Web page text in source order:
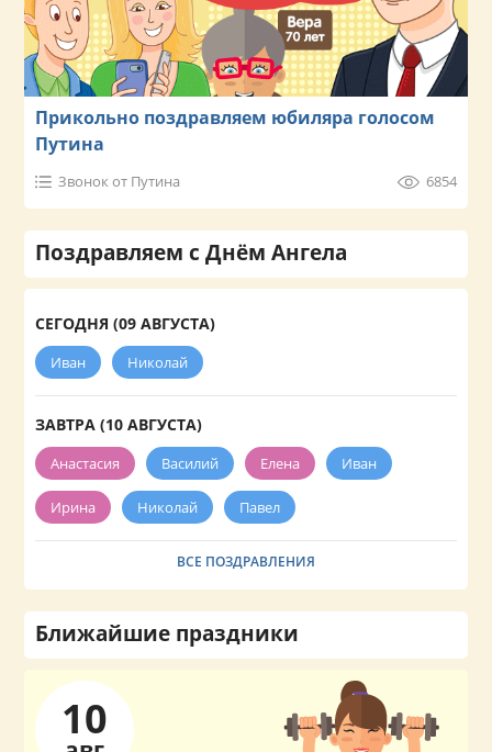
Прикольно поздравляем юбиляра голосом
Путина
Звонок от Путина 6854
Поздравляем с Днём Ангела
СЕГОДНЯ (09 АВГУСТА)
Иван Николай
ЗАВТРА (10 АВГУСТА)
Анастасия Василий Елена Иван
Ирина Николай Павел
ВСЕ ПОЗДРАВЛЕНИЯ
Ближайшие праздники
10